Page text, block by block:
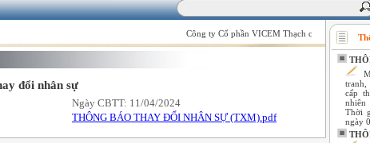
Công ty Cổ phần VICEM Thạch cao Xi măng -
đổi nhân sự
Ngày CBTT: 11/04/2024
THÔNG BÁO THAY ĐỔI NHÂN SỰ (TXM).pdf
tranh,
cấp
Thời
ngày